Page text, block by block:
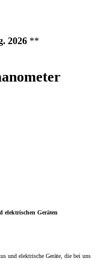
2026 **
elektrischen Geräten
und elektrische Geräte, die bei uns